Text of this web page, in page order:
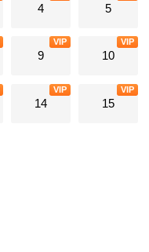
4 5
9
VIP
10
VIP
14
VIP
15
VIP